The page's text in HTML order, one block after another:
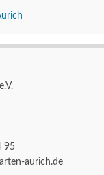
95
aurich.de